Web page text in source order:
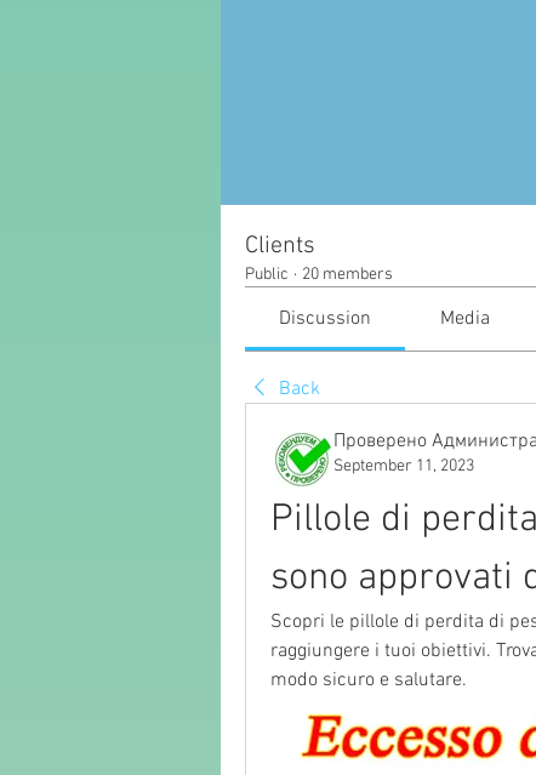
Clients
Public · 20 members
Discussion Media
Back
Проверено
September 11, 2023
Pillole di
sono approvati
Scopri le pillole di perdita di
raggiungere i tuoi obiettivi.
modo sicuro e salutare.